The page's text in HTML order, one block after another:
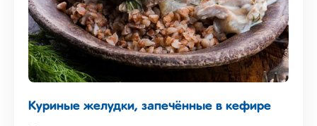
Куриные желудки, запечённые в кефире